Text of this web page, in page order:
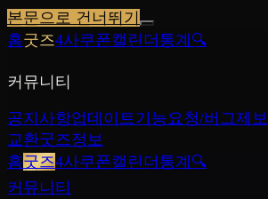
본문으로 건너뛰기
홈굿즈4사쿠폰캘린더 통계 🔍
커뮤니티
공지사항업데이트기능요청/버그제보
교환굿즈정보
홈굿즈4사쿠폰캘린더 통계 🔍
커뮤니티